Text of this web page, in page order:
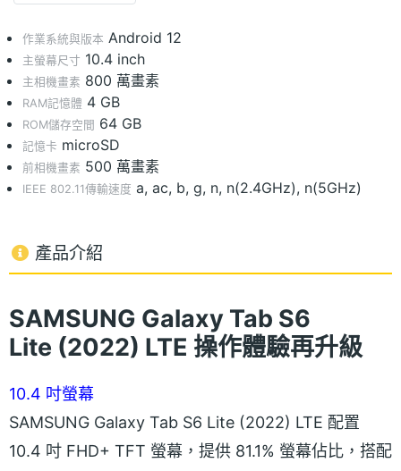
作業系統與版本 Android 12
主螢幕尺寸 10.4 inch
主相機畫素 800 萬畫素
RAM記憶體 4 GB
ROM儲存空間 64 GB
記憶卡 microSD
前相機畫素 500 萬畫素
IEEE 802.11傳輸速度 a, ac, b, g, n, n(2.4GHz), n(5GHz)
產品介紹
SAMSUNG Galaxy Tab S6
Lite (2022) LTE 操作體驗再升級
10.4 吋螢幕
SAMSUNG Galaxy Tab S6 Lite (2022) LTE 配置
10.4 吋 FHD+ TFT 螢幕，提供 81.1% 螢幕佔比，搭配